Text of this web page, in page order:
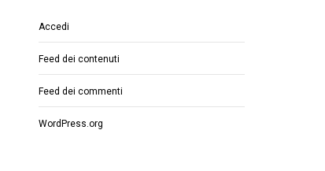
Accedi
Feed dei contenuti
Feed dei commenti
WordPress.org